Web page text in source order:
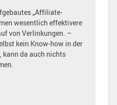
„Affiliate-
wesentlich effektivere
von Verlinkungen. –
kein Know-how in der
kann da auch nichts